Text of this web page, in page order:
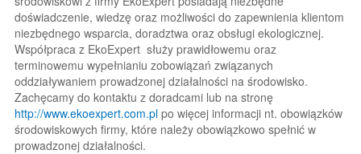
doświadczenie, wiedzę oraz możliwości do zapewnienia klientom
niezbędnego wsparcia, doradztwa oraz obsługi ekologicznej.
Współpraca z EkoExpert służy prawidłowemu oraz
terminowemu wypełnianiu zobowiązań związanych
oddziaływaniem prowadzonej działalności na środowisko.
Zachęcamy do kontaktu z doradcami lub na stronę
http://www.ekoexpert.com.pl po więcej informacji nt. obowiązków
środowiskowych firmy, które należy obowiązkowo spełnić w
prowadzonej działalności.